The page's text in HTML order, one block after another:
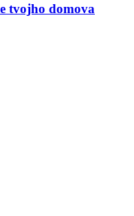
tvojho domova